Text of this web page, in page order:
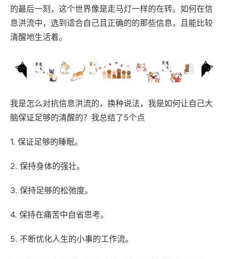
的最后一刻，这个世界像是走马灯一样的在转。如何在信
息洪流中，选到适合自己且正确的的那些信息，且能比较
清醒地生活着。
我是怎么对抗信息洪流的，换种说法，我是如何让自己大
脑保证足够的清醒的？我总结了5个点
1. 保证足够的睡眠。
2. 保持身体的强壮。
3. 保持足够的松弛度。
4. 保持在痛苦中自省思考。
5. 不断优化人生的小事的工作流。